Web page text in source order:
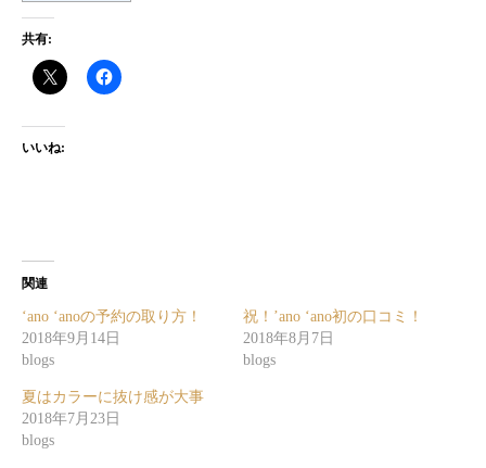
共有:
いいね:
関連
‘ano ‘anoの予約の取り方！
2018年9月14日
blogs
祝！’ano ‘ano初の口コミ！
2018年8月7日
blogs
夏はカラーに抜け感が大事
2018年7月23日
blogs